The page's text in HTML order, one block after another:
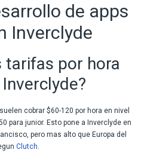
de apps
Inverclyde
tarifas por hora
cobrar $60-120 por hora en nivel
para junior. Esto pone a Inverclyde en
pero mas alto que Europa del
Clutch.